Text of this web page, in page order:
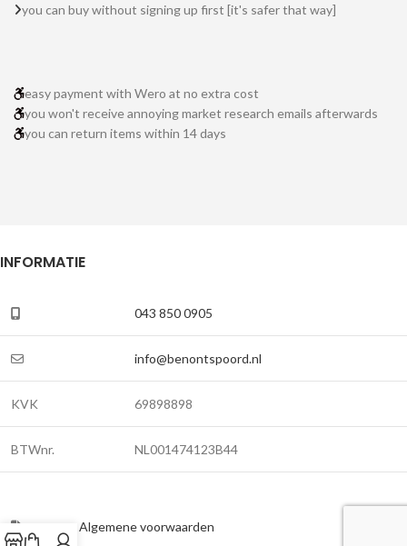
you can buy without signing up first [it's safer that way]
easy payment with Wero at no extra cost
you won't receive annoying market research emails afterwards
you can return items within 14 days
INFORMATIE
043 850 0905
info@benontspoord.nl
KVK 69898898
BTWnr. NL001474123B44
Algemene voorwaarden